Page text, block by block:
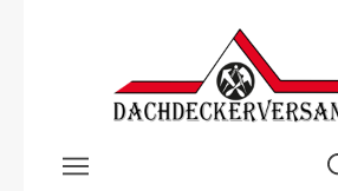
Zum Hauptinhalt springen